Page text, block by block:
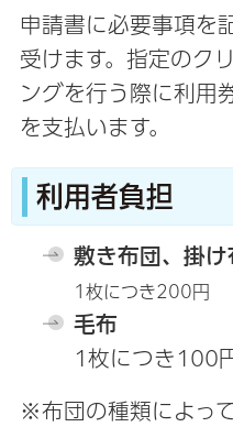
申請書に必要事項を
受けます。指定のク
ングを行う際に利用
を支払います。
利用者負担
敷き布団、掛
1枚につき200円
毛布
1枚につき100
※布団の種類によっ